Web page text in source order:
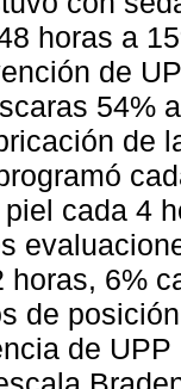
horas a
de
54%
de
cada 4
horas, 6%
de
de